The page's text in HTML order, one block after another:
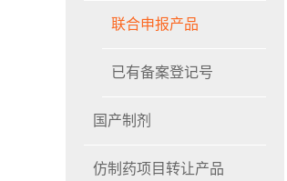
联合申报产品
已有备案登记号
国产制剂
仿制药项目转让产品